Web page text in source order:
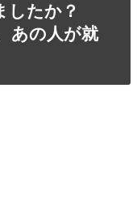
したか？
あの人が就